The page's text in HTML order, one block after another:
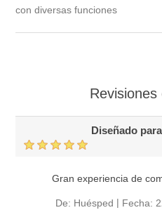
con diversas funciones
Diseñado
Gran experiencia de
De: Huésped | Fecha: